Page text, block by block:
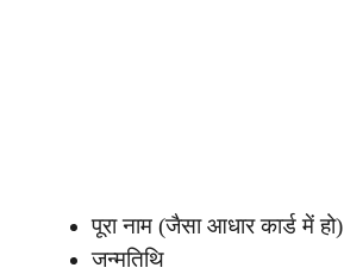
पूरा नाम (जैसा आधार कार्ड में हो)
जन्मतिथि